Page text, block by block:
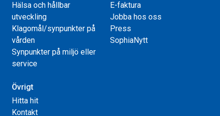
Hälsa och hållbar
utveckling
Klagomål/synpunkter på
vården
Synpunkter på miljö eller
service
E-faktura
Jobba hos oss
Press
SophiaNytt
Övrigt
Hitta hit
Kontakt